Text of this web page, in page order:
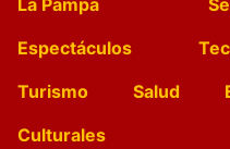
La Pampa
Espectáculos
Turismo
Salud
Culturales